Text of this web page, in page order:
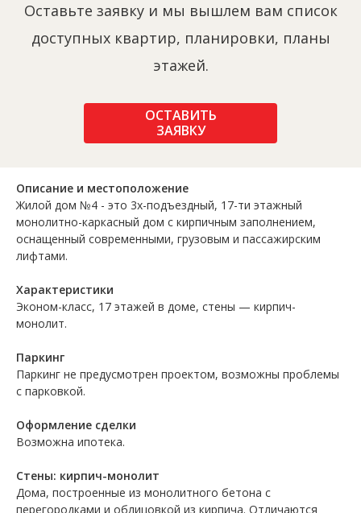
Оставьте заявку и мы вышлем вам список
доступных квартир, планировки, планы
этажей.
ОСТАВИТЬ
ЗАЯВКУ
Описание и местоположение
Жилой дом №4 - это 3х-подъездный, 17-ти этажный
монолитно-каркасный дом с кирпичным заполнением,
оснащенный современными, грузовым и пассажирским
лифтами.
Характеристики
Эконом-класс, 17 этажей в доме, стены — кирпич-
монолит.
Паркинг
Паркинг не предусмотрен проектом, возможны проблемы
с парковкой.
Оформление сделки
Возможна ипотека.
Стены: кирпич-монолит
Дома, построенные из монолитного бетона с
перегородками и облицовкой из кирпича. Отличаются